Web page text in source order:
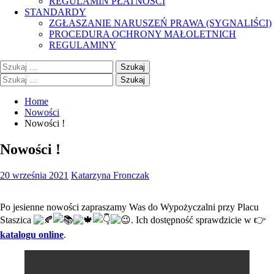
STANDARDY
ZGŁASZANIE NARUSZEŃ PRAWA (SYGNALIŚCI)
PROCEDURA OCHRONY MAŁOLETNICH
REGULAMINY
Szukaj:
Szukaj:
Home
Nowości
Nowości !
Nowości !
20 września 2021 Katarzyna Fronczak
Po jesienne nowości zapraszamy Was do Wypożyczalni przy Placu
Staszica
. Ich dostępność sprawdzicie w 👉
katalogu online.